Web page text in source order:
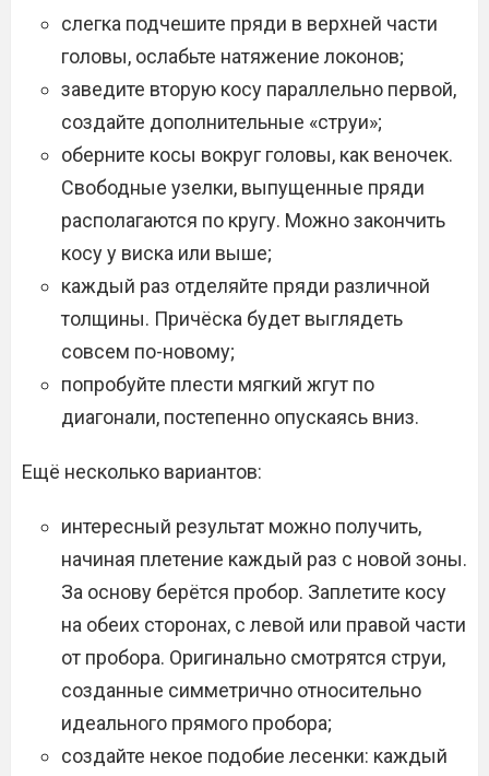
слегка подчешите пряди в верхней части
головы, ослабьте натяжение локонов;
заведите вторую косу параллельно первой,
создайте дополнительные «струи»;
оберните косы вокруг головы, как веночек.
Свободные узелки, выпущенные пряди
располагаются по кругу. Можно закончить
косу у виска или выше;
каждый раз отделяйте пряди различной
толщины. Причёска будет выглядеть
совсем по-новому;
попробуйте плести мягкий жгут по
диагонали, постепенно опускаясь вниз.
Ещё несколько вариантов:
интересный результат можно получить,
начиная плетение каждый раз с новой зоны.
За основу берётся пробор. Заплетите косу
на обеих сторонах, с левой или правой части
от пробора. Оригинально смотрятся струи,
созданные симметрично относительно
идеального прямого пробора;
создайте некое подобие лесенки: каждый